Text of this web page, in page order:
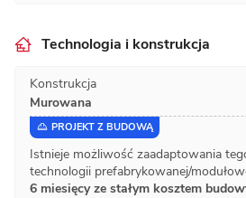
Technologia i konstrukcja
Konstrukcja
Murowana
PROJEKT Z BUDOWĄ
Istnieje możliwość zaadaptowania
technologii prefabrykowanej/
6 miesięcy ze stałym kosztem